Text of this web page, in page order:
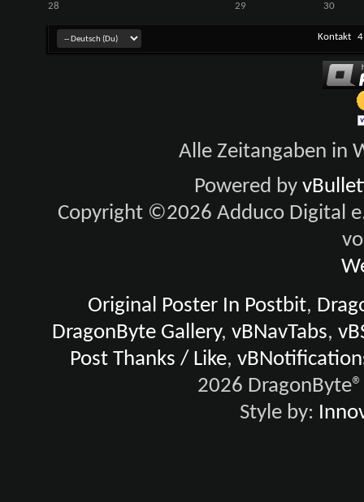
28
29 30
Kontakt
Alle Zeitangaben in
Powered by
Copyright ©2026 Adduco Digital
Original Poster In Postbit,
DragonByte Gallery,vBNavTabs,
Post Thanks / Like,
2026
Style by: